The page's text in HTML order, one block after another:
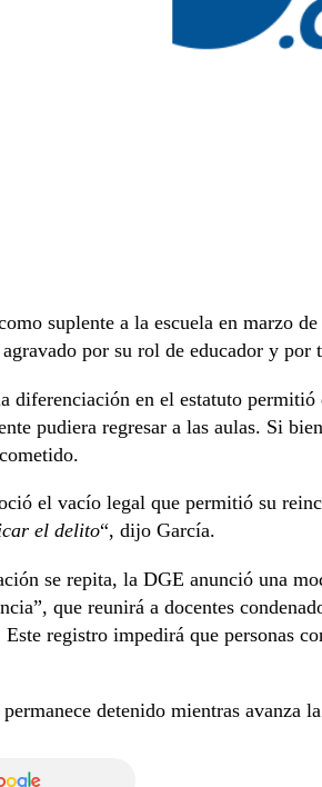
suplente a la escuela en marzo
por su rol de educador y por
diferenciación en el estatuto
pudiera regresar a las aulas. Si
el vacío legal que permitió su
el delito“, dijo García.
se repita, la DGE anunció una
que reunirá a docentes
registro impedirá que personas
detenido mientras avanza